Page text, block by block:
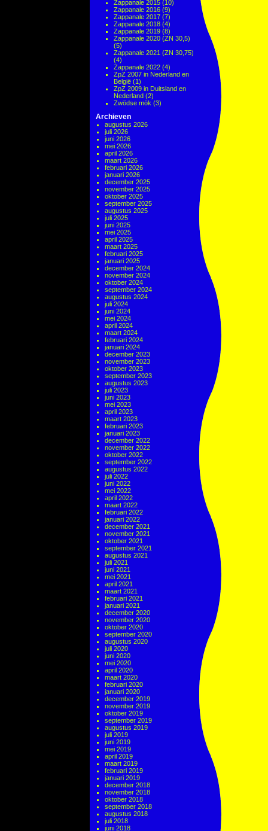
Zappanale 2015 (10)
Zappanale 2016 (9)
Zappanale 2017 (7)
Zappanale 2018 (4)
Zappanale 2019 (8)
Zappanale 2020 (ZN 30,5)
(5)
Zappanale 2021 (ZN 30,75)
(4)
Zappanale 2022 (4)
ZpZ 2007 in Nederland en
België (1)
ZpZ 2009 in Duitsland en
Nederland (2)
Zwödse mök (3)
Archieven
augustus 2026
juli 2026
juni 2026
mei 2026
april 2026
maart 2026
februari 2026
januari 2026
december 2025
november 2025
oktober 2025
september 2025
augustus 2025
juli 2025
juni 2025
mei 2025
april 2025
maart 2025
februari 2025
januari 2025
december 2024
november 2024
oktober 2024
september 2024
augustus 2024
juli 2024
juni 2024
mei 2024
april 2024
maart 2024
februari 2024
januari 2024
december 2023
november 2023
oktober 2023
september 2023
augustus 2023
juli 2023
juni 2023
mei 2023
april 2023
maart 2023
februari 2023
januari 2023
december 2022
november 2022
oktober 2022
september 2022
augustus 2022
juli 2022
juni 2022
mei 2022
april 2022
maart 2022
februari 2022
januari 2022
december 2021
november 2021
oktober 2021
september 2021
augustus 2021
juli 2021
juni 2021
mei 2021
april 2021
maart 2021
februari 2021
januari 2021
december 2020
november 2020
oktober 2020
september 2020
augustus 2020
juli 2020
juni 2020
mei 2020
april 2020
maart 2020
februari 2020
januari 2020
december 2019
november 2019
oktober 2019
september 2019
augustus 2019
juli 2019
juni 2019
mei 2019
april 2019
maart 2019
februari 2019
januari 2019
december 2018
november 2018
oktober 2018
september 2018
augustus 2018
juli 2018
juni 2018